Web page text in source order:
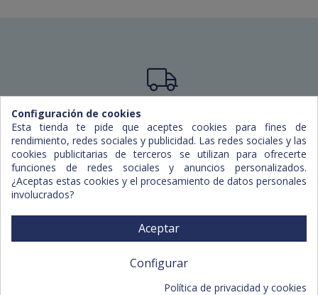
Capacidad de reparto
Actualmente trabajamos en Mallorca, Menorca e
Ibiza.
Degustaciones
Configuración de cookies
Esta tienda te pide que aceptes cookies para fines de
rendimiento, redes sociales y publicidad. Las redes sociales y las
cookies publicitarias de terceros se utilizan para ofrecerte
funciones de redes sociales y anuncios personalizados.
¿Aceptas estas cookies y el procesamiento de datos personales
involucrados?
Aceptar
Configurar
Política de privacidad y cookies